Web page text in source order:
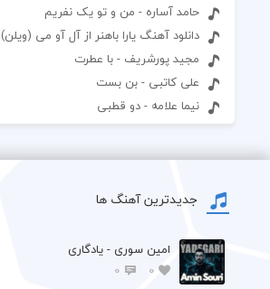
حامد آساره - من و تو یک نفریم
دانلود آهنگ یارا باهنر از آل آو می (ویلن)
مجید پورشریف - با عطرت
علی کاتبی - بن بست
نیما علامه - دو قطبی
جدیدترین آهنگ ها
امین سوری - یادگاری
0
0